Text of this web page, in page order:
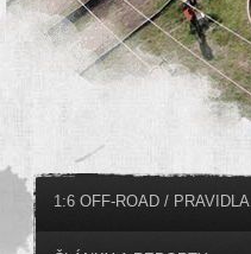
1:6 OFF-ROAD / PRAVIDLA